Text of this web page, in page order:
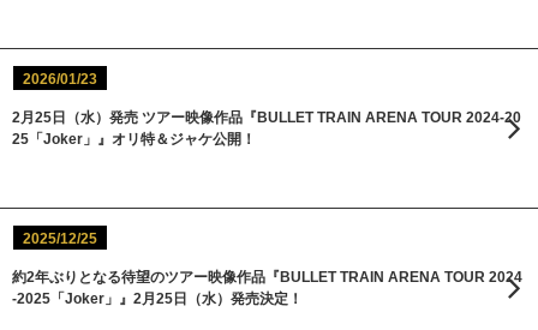
2026/01/23
2月25日（水）発売 ツアー映像作品『BULLET TRAIN ARENA TOUR 2024-20
25「Joker」』オリ特＆ジャケ公開！
2025/12/25
約2年ぶりとなる待望のツアー映像作品『BULLET TRAIN ARENA TOUR 2024
-2025「Joker」』2月25日（水）発売決定！